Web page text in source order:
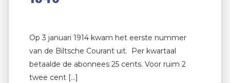
Op 3 januari 1914 kwam het eerste nummer
van de Biltsche Courant uit. Per kwartaal
betaalde de abonnees 25 cents. Voor ruim 2
twee cent […]